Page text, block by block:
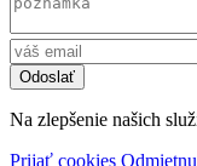
Na zlepšenie našich
Prijať cookies